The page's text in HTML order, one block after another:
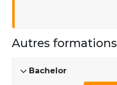
Autres formations
Bachelor